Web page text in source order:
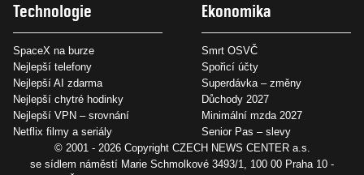
Technologie
SpaceX na burze
Nejlepší telefony
Nejlepší AI zdarma
Nejlepší chytré hodinky
Nejlepší VPN – srovnání
Netflix filmy a seriály
Ekonomika
Smrt OSVČ
Spořicí účty
Superdávka – změny
Důchody 2027
Minimální mzda 2027
Senior Pas – slevy
© 2001 - 2026 Copyright CZECH NEWS CENTER a.s.
se sídlem náměstí Marie Schmolkové 3493/1, 100 00 Praha 10 -